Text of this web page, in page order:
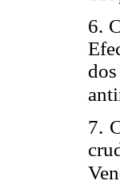
6.
7.